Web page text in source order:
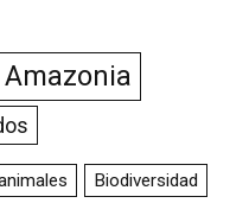
Amazonia
Biodiversidad